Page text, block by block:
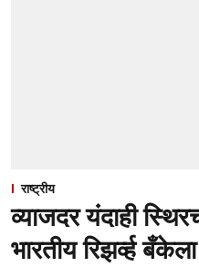
राष्ट्रीय
व्याजदर यंदाही
भारतीय रिझर्व्ह